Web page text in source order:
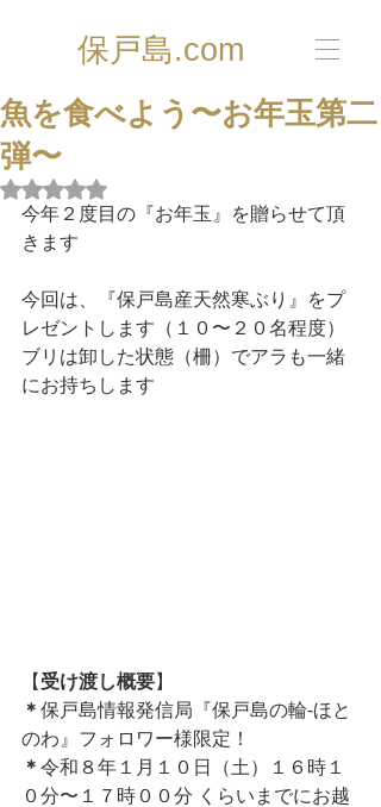
保戸島.com
魚を食べよう〜お年玉第二
弾〜
5つ星のうちNaNと評価されています。
今年２度目の『お年玉』を贈らせて頂
きます
今回は、『保戸島産天然寒ぶり』をプ
レゼントします（１０〜２０名程度）
ブリは卸した状態（柵）でアラも一緒
にお持ちします
【 受け渡し概要】
＊ 保戸島情報発信局『保戸島の輪‐ほと
のわ』フォロワー様限定！
＊ 令和８年１月１０日（土）１６時１
０分〜１７時００分 くらいまでにお越